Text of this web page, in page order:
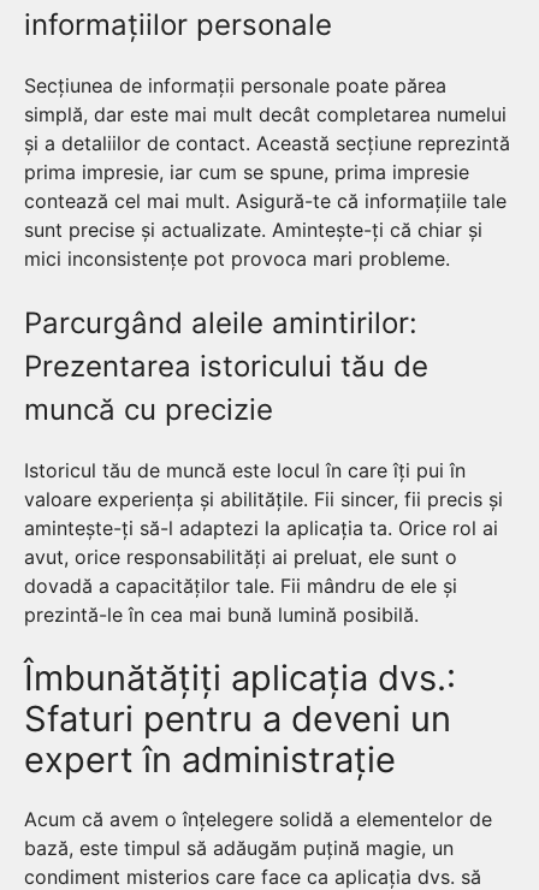
informațiilor personale
Secțiunea de informații personale poate părea
simplă, dar este mai mult decât completarea numelui
și a detaliilor de contact. Această secțiune reprezintă
prima impresie, iar cum se spune, prima impresie
contează cel mai mult. Asigură-te că informațiile tale
sunt precise și actualizate. Amintește-ți că chiar și
mici inconsistențe pot provoca mari probleme.
Parcurgând aleile amintirilor:
Prezentarea istoricului tău de
muncă cu precizie
Istoricul tău de muncă este locul în care îți pui în
valoare experiența și abilitățile. Fii sincer, fii precis și
amintește-ți să-l adaptezi la aplicația ta. Orice rol ai
avut, orice responsabilități ai preluat, ele sunt o
dovadă a capacităților tale. Fii mândru de ele și
prezintă-le în cea mai bună lumină posibilă.
Îmbunătățiți aplicația dvs.:
Sfaturi pentru a deveni un
expert în administrație
Acum că avem o înțelegere solidă a elementelor de
bază, este timpul să adăugăm puțină magie, un
condiment misterios care face ca aplicația dvs. să